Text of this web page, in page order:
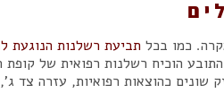
כמו בכל תביעת רשלנות הנוגעת ל
הוכיח רשלנות רפואית של קופת
שונים כהוצאות רפואיות, עזרה צד